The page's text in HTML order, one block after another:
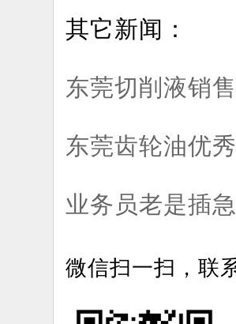
其它新闻：
东莞切削液销
东莞齿轮油优
业务员老是插
微信扫一扫，联